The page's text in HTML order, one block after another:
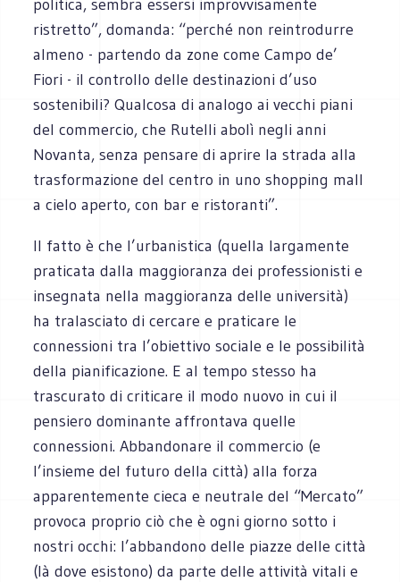
politica, sembra essersi improvvisamente
ristretto”, domanda: “perché non reintrodurre
almeno - partendo da zone come Campo de’
Fiori - il controllo delle destinazioni d’uso
sostenibili? Qualcosa di analogo ai vecchi piani
del commercio, che Rutelli abolì negli anni
Novanta, senza pensare di aprire la strada alla
trasformazione del centro in uno shopping mall
a cielo aperto, con bar e ristoranti”.
Il fatto è che l’urbanistica (quella largamente
praticata dalla maggioranza dei professionisti e
insegnata nella maggioranza delle università)
ha tralasciato di cercare e praticare le
connessioni tra l’obiettivo sociale e le possibilità
della pianificazione. E al tempo stesso ha
trascurato di criticare il modo nuovo in cui il
pensiero dominante affrontava quelle
connessioni. Abbandonare il commercio (e
l’insieme del futuro della città) alla forza
apparentemente cieca e neutrale del “Mercato”
provoca proprio ciò che è ogni giorno sotto i
nostri occhi: l’abbandono delle piazze delle città
(là dove esistono) da parte delle attività vitali e